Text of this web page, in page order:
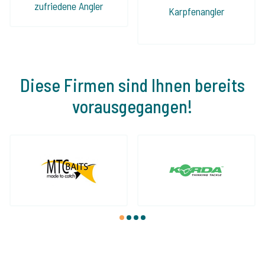
zufriedene Angler
Karpfenangler
Diese Firmen sind Ihnen bereits
vorausgegangen!
1 2 3 4